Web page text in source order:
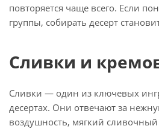
повторяется чаще всего. Если
группы, собирать десерт
Сливки и
Сливки — один из ключевых
десертах. Они отвечают за
воздушность, мягкий сливочный